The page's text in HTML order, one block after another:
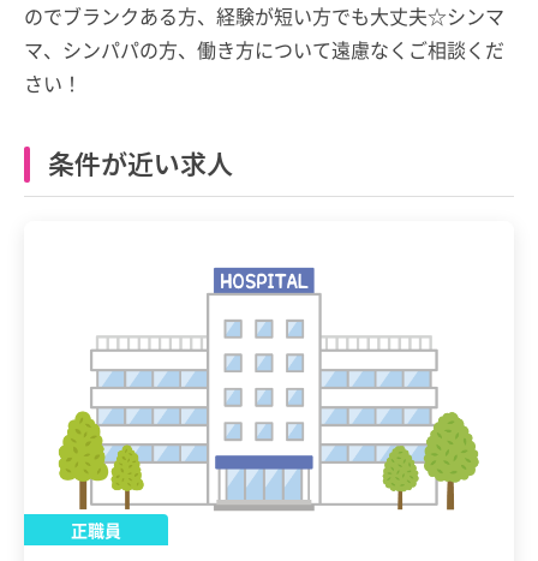
のでブランクある方、経験が短い方でも大丈夫☆シンマ
マ、シンパパの方、働き方について遠慮なくご相談くだ
さい！
条件が近い求人
正職員